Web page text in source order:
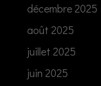
décembre 2025
août 2025
juillet 2025
juin 2025